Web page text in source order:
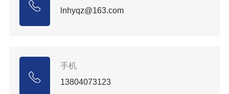
lnhyqz@163.com
手机
13804073123